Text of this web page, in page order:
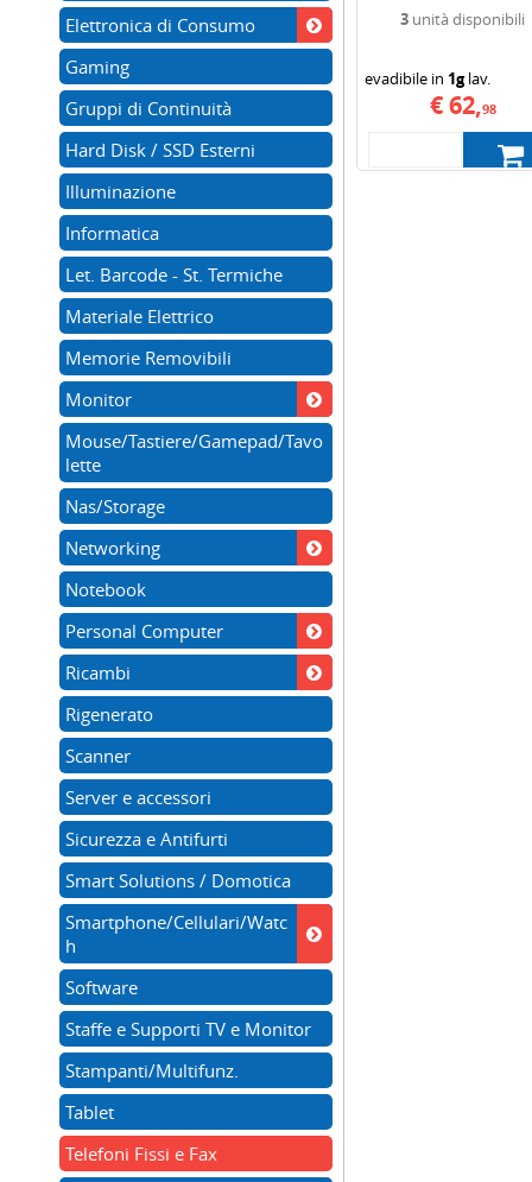
3 unità disponibili
evadibile in 1glav.
€ 62,98
Elettronica di Consumo
Gaming
Gruppi di Continuità
Hard Disk / SSD Esterni
Illuminazione
Informatica
Let. Barcode - St. Termiche
Materiale Elettrico
Memorie Removibili
Monitor
Mouse/Tastiere/Gamepad/Tavo
lette
Nas/Storage
Networking
Notebook
Personal Computer
Ricambi
Rigenerato
Scanner
Server e accessori
Sicurezza e Antifurti
Smart Solutions / Domotica
Smartphone/Cellulari/Watc
h
Software
Staffe e Supporti TV e Monitor
Stampanti/Multifunz.
Tablet
Telefoni Fissi e Fax